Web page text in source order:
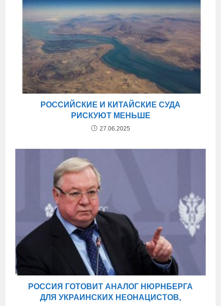
РОССИЙСКИЕ И КИТАЙСКИЕ СУДА
РИСКУЮТ МЕНЬШЕ
27.06.2025
РОССИЯ ГОТОВИТ АНАЛОГ НЮРНБЕРГА
ДЛЯ УКРАИНСКИХ НЕОНАЦИСТОВ,